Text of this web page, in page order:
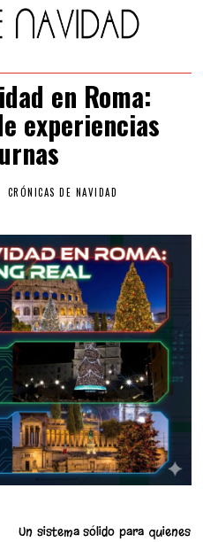
en Roma:
experiencias
CRÓNICAS DE NAVIDAD
Un sistema sólido para quienes